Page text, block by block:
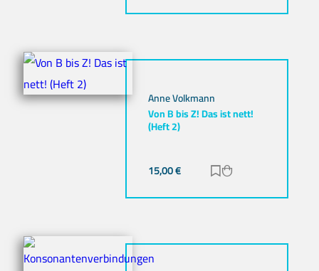
Anne Volkmann
Von B bis Z! Das ist nett!
(Heft 2)
15,00€ Zur Merkliste